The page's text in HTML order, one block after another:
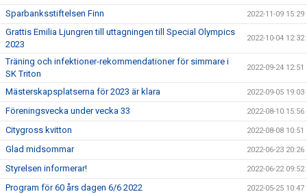
Sparbanksstiftelsen Finn 2022-11-09 15:29
Grattis Emilia Ljungren till uttagningen till Special Olympics
2023
2022-10-04 12:32
Träning och infektioner-rekommendationer för simmare i
SK Triton
2022-09-24 12:51
Mästerskapsplatserna för 2023 är klara 2022-09-05 19:03
Föreningsvecka under vecka 33 2022-08-10 15:56
Citygross kvitton 2022-08-08 10:51
Glad midsommar 2022-06-23 20:26
Styrelsen informerar! 2022-06-22 09:52
Program för 60 års dagen 6/6 2022 2022-05-25 10:47